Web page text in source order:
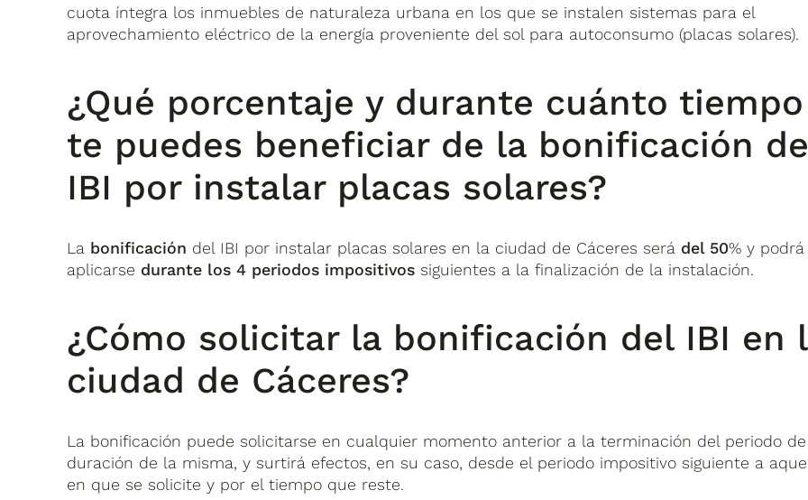
cuota íntegra los inmuebles de naturaleza urbana en los que se instalen sistemas para el
aprovechamiento eléctrico de la energía proveniente del sol para autoconsumo (placas solares).
¿Qué porcentaje y durante cuánto tiempo
te puedes beneficiar de la bonificación
IBI por instalar placas solares?
La bonificación del IBI por instalar placas solares en la ciudad de Cáceres será del 50% y podrá
aplicarse durante los 4 periodos impositivos siguientes a la finalización de la instalación.
¿Cómo solicitar la bonificación del IBI en
ciudad de Cáceres?
La bonificación puede solicitarse en cualquier momento anterior a la terminación del periodo de
duración de la misma, y surtirá efectos, en su caso, desde el periodo impositivo siguiente a
en que se solicite y por el tiempo que reste.